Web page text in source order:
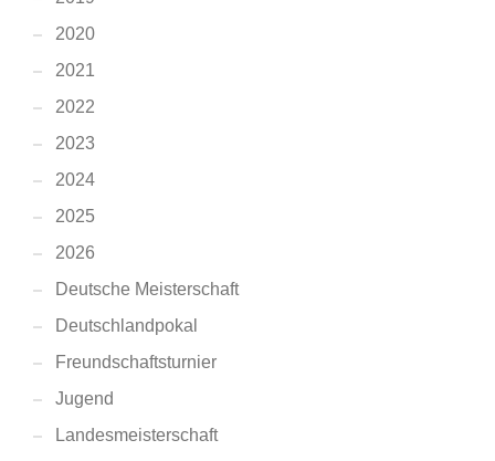
2020
2021
2022
2023
2024
2025
2026
Deutsche Meisterschaft
Deutschlandpokal
Freundschaftsturnier
Jugend
Landesmeisterschaft